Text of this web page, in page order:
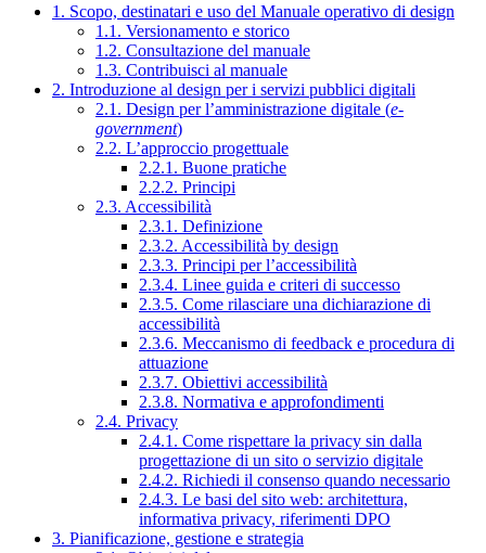
1. Scopo, destinatari e uso del Manuale operativo di design
1.1. Versionamento e storico
1.2. Consultazione del manuale
1.3. Contribuisci al manuale
2. Introduzione al design per i servizi pubblici digitali
2.1. Design per l’amministrazione digitale (e-
government)
2.2. L’approccio progettuale
2.2.1. Buone pratiche
2.2.2. Principi
2.3. Accessibilità
2.3.1. Definizione
2.3.2. Accessibilità by design
2.3.3. Principi per l’accessibilità
2.3.4. Linee guida e criteri di successo
2.3.5. Come rilasciare una dichiarazione di
accessibilità
2.3.6. Meccanismo di feedback e procedura di
attuazione
2.3.7. Obiettivi accessibilità
2.3.8. Normativa e approfondimenti
2.4. Privacy
2.4.1. Come rispettare la privacy sin dalla
progettazione di un sito o servizio digitale
2.4.2. Richiedi il consenso quando necessario
2.4.3. Le basi del sito web: architettura,
informativa privacy, riferimenti DPO
3. Pianificazione, gestione e strategia